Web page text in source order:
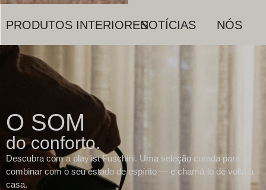
PRODUTOS INTERIORESNOTÍCIAS NÓS
O SOM
do conforto.
Descubra com a playlist Fuschini. Uma seleção curada para
combinar com o seu estado de espírito — e chamá-lo de volta a
casa.